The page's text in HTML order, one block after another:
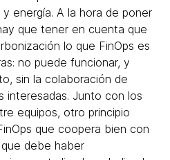
energía. A la hora de poner
que tener en cuenta que
lo que FinOps es
no puede funcionar, y
sin la colaboración de
interesadas. Junto con los
equipos, otro principio
que coopera bien con
debe haber